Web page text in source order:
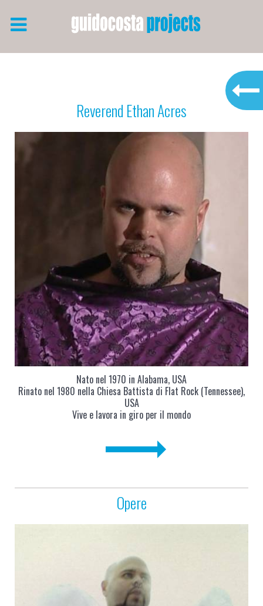
Reverend Ethan Acres
Nato nel 1970 in Alabama, USA
Rinato nel 1980 nella Chiesa Battista di Flat Rock (Tennessee),
USA
Vive e lavora in giro per il mondo
Opere